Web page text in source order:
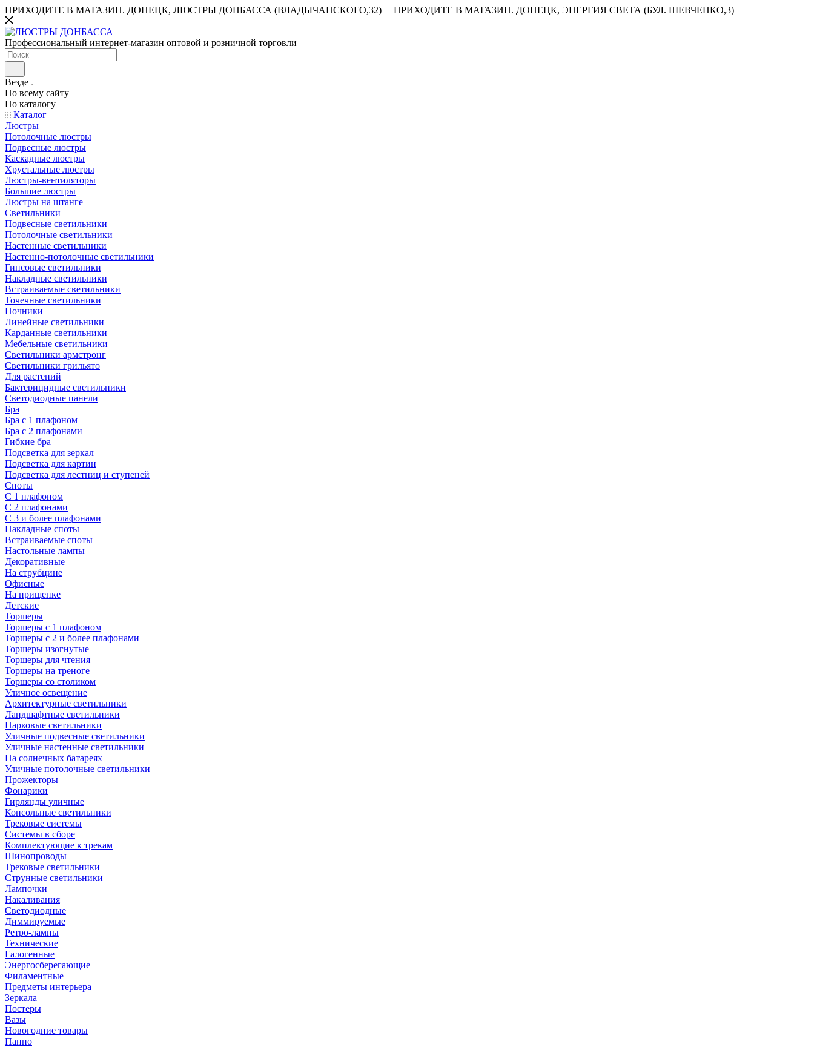
ПРИХОДИТЕ В МАГАЗИН. ДОНЕЦК, ЛЮСТРЫ ДОНБАССА (ВЛАДЫЧАНСКОГО,32) ПРИХОДИТЕ В МАГАЗИН. ДОНЕЦК, ЭНЕРГИЯ СВЕТА (БУЛ. ШЕВЧЕНКО,3)
Профессиональный интернет-магазин оптовой и розничной торговли
Везде
По всему сайту
По каталогу
Каталог
Люстры
Потолочные люстры
Подвесные люстры
Каскадные люстры
Хрустальные люстры
Люстры-вентиляторы
Большие люстры
Люстры на штанге
Светильники
Подвесные светильники
Потолочные светильники
Настенные светильники
Настенно-потолочные светильники
Гипсовые светильники
Накладные светильники
Встраиваемые светильники
Точечные светильники
Ночники
Линейные светильники
Карданные светильники
Мебельные светильники
Светильники армстронг
Светильники грильято
Для растений
Бактерицидные светильники
Светодиодные панели
Бра
Бра с 1 плафоном
Бра с 2 плафонами
Гибкие бра
Подсветка для зеркал
Подсветка для картин
Подсветка для лестниц и ступеней
Споты
С 1 плафоном
С 2 плафонами
С 3 и более плафонами
Накладные споты
Встраиваемые споты
Настольные лампы
Декоративные
На струбцине
Офисные
На прищепке
Детские
Торшеры
Торшеры с 1 плафоном
Торшеры с 2 и более плафонами
Торшеры изогнутые
Торшеры для чтения
Торшеры на треноге
Торшеры со столиком
Уличное освещение
Архитектурные светильники
Ландшафтные светильники
Парковые светильники
Уличные подвесные светильники
Уличные настенные светильники
На солнечных батареях
Уличные потолочные светильники
Прожекторы
Фонарики
Гирлянды уличные
Консольные светильники
Трековые системы
Системы в сборе
Комплектующие к трекам
Шинопроводы
Трековые светильники
Струнные светильники
Лампочки
Накаливания
Светодиодные
Диммируемые
Ретро-лампы
Технические
Галогенные
Энергосберегающие
Филаментные
Предметы интерьера
Зеркала
Постеры
Вазы
Новогодние товары
Панно